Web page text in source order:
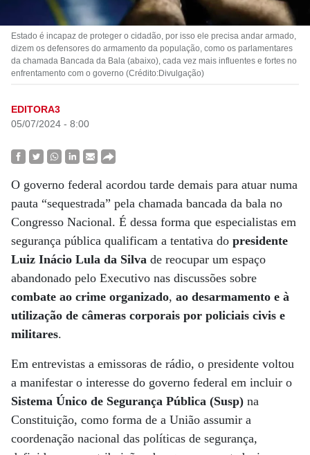
Estado é incapaz de proteger o cidadão, por isso ele precisa andar armado,
dizem os defensores do armamento da população, como os parlamentares
da chamada Bancada da Bala (abaixo), cada vez mais influentes e fortes no
enfrentamento com o governo (Crédito:Divulgação)
EDITORA3
05/07/2024 - 8:00
O governo federal acordou tarde demais para atuar numa
pauta “sequestrada” pela chamada bancada da bala no
Congresso Nacional. É dessa forma que especialistas em
segurança pública qualificam a tentativa do presidente
Luiz Inácio Lula da Silva de reocupar um espaço
abandonado pelo Executivo nas discussões sobre
combate ao crime organizado, ao desarmamento e à
utilização de câmeras corporais por policiais civis e
militares.
Em entrevistas a emissoras de rádio, o presidente voltou
a manifestar o interesse do governo federal em incluir o
Sistema Único de Segurança Pública (Susp) na
Constituição, como forma de a União assumir a
coordenação nacional das políticas de segurança,